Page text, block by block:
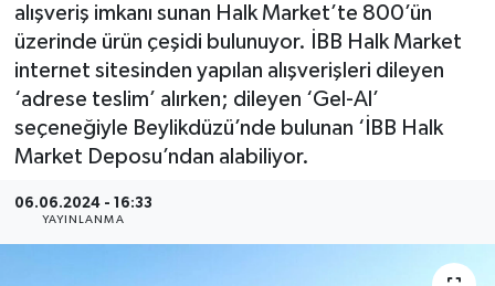
alışveriş imkanı sunan Halk Market’te 800’ün
üzerinde ürün çeşidi bulunuyor. İBB Halk Market
internet sitesinden yapılan alışverişleri dileyen
‘adrese teslim’ alırken; dileyen ‘Gel-Al’
seçeneğiyle Beylikdüzü’nde bulunan ‘İBB Halk
Market Deposu’ndan alabiliyor.
06.06.2024 - 16:33
YAYINLANMA